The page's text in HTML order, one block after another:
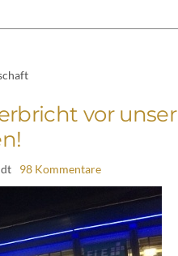
vor unser
98 Kommentare